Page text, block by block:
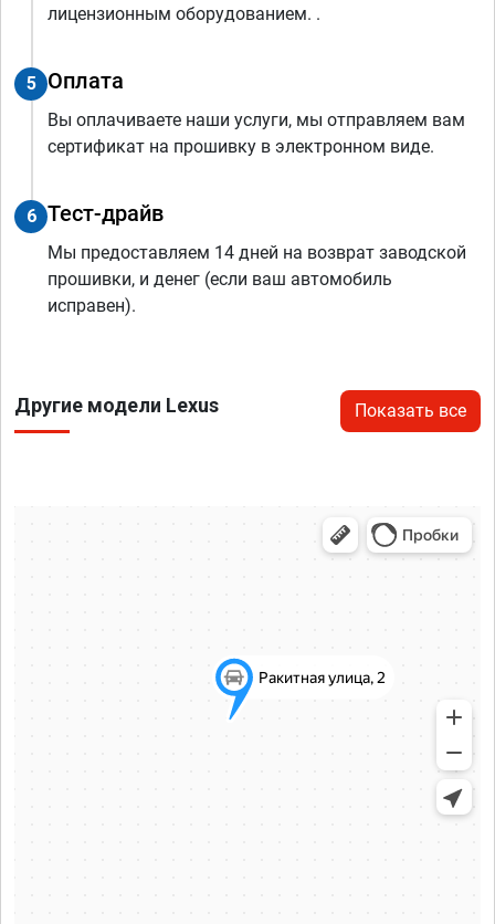
лицензионным оборудованием. .
5 Оплата
Вы оплачиваете наши услуги, мы отправляем вам
сертификат на прошивку в электронном виде.
6 Тест-драйв
Мы предоставляем 14 дней на возврат заводской
прошивки, и денег (если ваш автомобиль
исправен).
Другие модели Lexus Показать все